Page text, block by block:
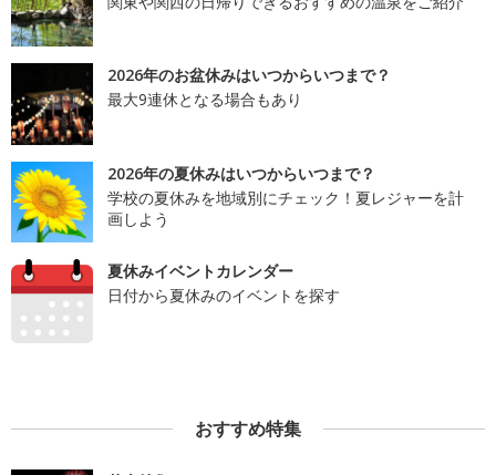
2026年のお盆休みはいつからいつまで？
最大9連休となる場合もあり
2026年の夏休みはいつからいつまで？
学校の夏休みを地域別にチェック！夏レジャーを計
画しよう
夏休みイベントカレンダー
日付から夏休みのイベントを探す
おすすめ特集